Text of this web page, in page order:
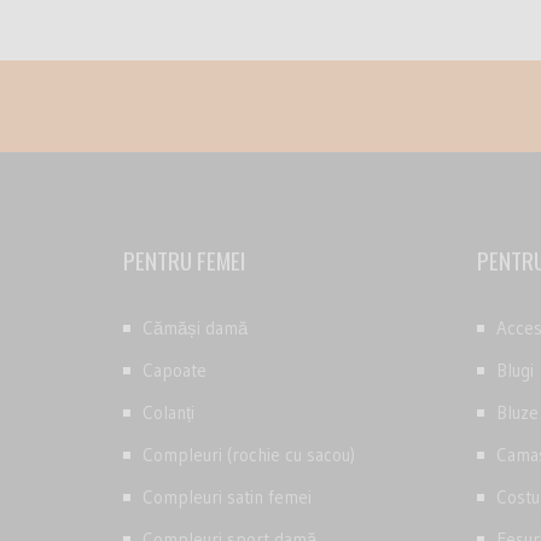
PENTRU FEMEI
Cămăși damă
Capoate
Colanți
Compleuri (rochie cu sacou)
Compleuri satin femei
Blugi
Bluze